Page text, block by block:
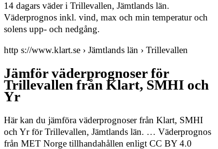
14 dagars väder i Trillevallen, Jämtlands län.
Väderprognos inkl. vind, max och min temperatur och
solens upp- och nedgång.
http s://www.klart.se › Jämtlands län › Trillevallen
Jämför väderprognoser för
Trillevallen från Klart, SMHI och
Yr
Här kan du jämföra väderprognoser från Klart, SMHI
och Yr för Trillevallen, Jämtlands län. … Väderprognos
från MET Norge tillhandahållen enligt CC BY 4.0